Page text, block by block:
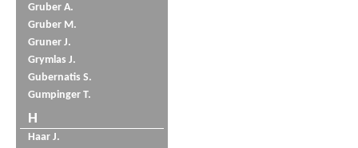
Gruber A.
Gruber M.
Gruner J.
Grymlas J.
Gubernatis S.
Gumpinger T.
H
Haar J.